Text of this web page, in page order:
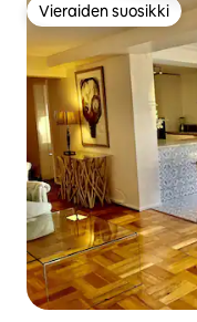
Vieraiden suosikki
Vieraiden suosikki